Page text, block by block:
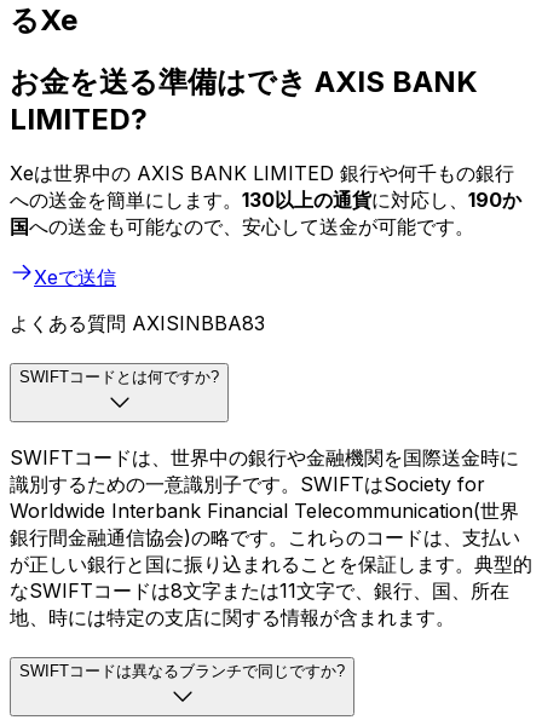
るXe
お金を送る準備はでき AXIS BANK
LIMITED?
Xeは世界中の AXIS BANK LIMITED 銀行や何千もの銀行
への送金を簡単にします。 130以上の通貨に対応し、 190か
国への送金も可能なので、安心して送金が可能です。
Xeで送信
よくある質問 AXISINBBA83
SWIFTコードとは何ですか?
SWIFTコードは、世界中の銀行や金融機関を国際送金時に
識別するための一意識別子です。SWIFTはSociety for
Worldwide Interbank Financial Telecommunication(世界
銀行間金融通信協会)の略です。これらのコードは、支払い
が正しい銀行と国に振り込まれることを保証します。典型的
なSWIFTコードは8文字または11文字で、銀行、国、所在
地、時には特定の支店に関する情報が含まれます。
SWIFTコードは異なるブランチで同じですか?